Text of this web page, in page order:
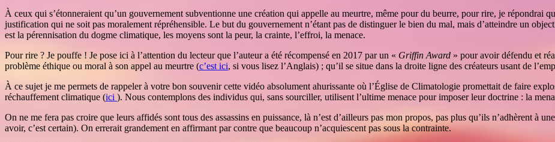
À ceux qui s’étonneraient qu’un gouvernement subventionne une création qui appelle au meurtre, même pour du beurre, pour rire, je répondrai
justification qui ne soit pas moralement répréhensible. Le but du gouvernement n’étant pas de distinguer le bien du mal, mais d’atteindre un
est la pérennisation du dogme climatique, les moyens sont la peur, la crainte, l’effroi, la menace.
Pour rire ? Je pouffe ! Je pose ici à l’attention du lecteur que l’auteur a été récompensé en 2017 par un « Griffin Award » pour avoir défendu et
problème éthique ou moral à son appel au meurtre (c’est ici, si vous lisez l’Anglais) ; qu’il se situe dans la droite ligne des créateurs usant de
À ce sujet je me permets de rappeler à votre bon souvenir cette vidéo absolument ahurissante où l’Église de Climatologie promettait de faire
réchauffement climatique (ici ). Nous contemplons des individus qui, sans sourciller, utilisent l’ultime menace pour imposer leur doctrine : la
On ne me fera pas croire que leurs affidés sont tous des assassins en puissance, là n’est d’ailleurs pas mon propos, pas plus qu’ils n’adhèrent à
avoir, c’est certain). On errerait grandement en affirmant par contre que beaucoup n’acquiescent pas sous la contrainte.